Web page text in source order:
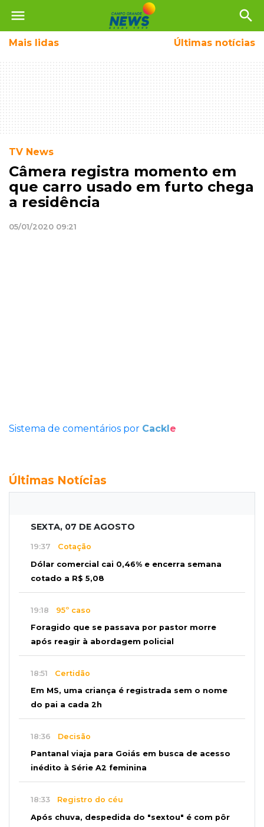
menu search
Mais lidas Últimas notícias
TV News
Câmera registra momento em
que carro usado em furto chega
a residência
05/01/2020 09:21
Sistema de comentários por Cackle
Últimas Notícias
SEXTA, 07 DE AGOSTO
19:37 Cotação
Dólar comercial cai 0,46% e encerra semana
cotado a R$ 5,08
19:18 95º caso
Foragido que se passava por pastor morre
após reagir à abordagem policial
18:51 Certidão
Em MS, uma criança é registrada sem o nome
do pai a cada 2h
18:36 Decisão
Pantanal viaja para Goiás em busca de acesso
inédito à Série A2 feminina
18:33 Registro do céu
Após chuva, despedida do "sextou" é com pôr